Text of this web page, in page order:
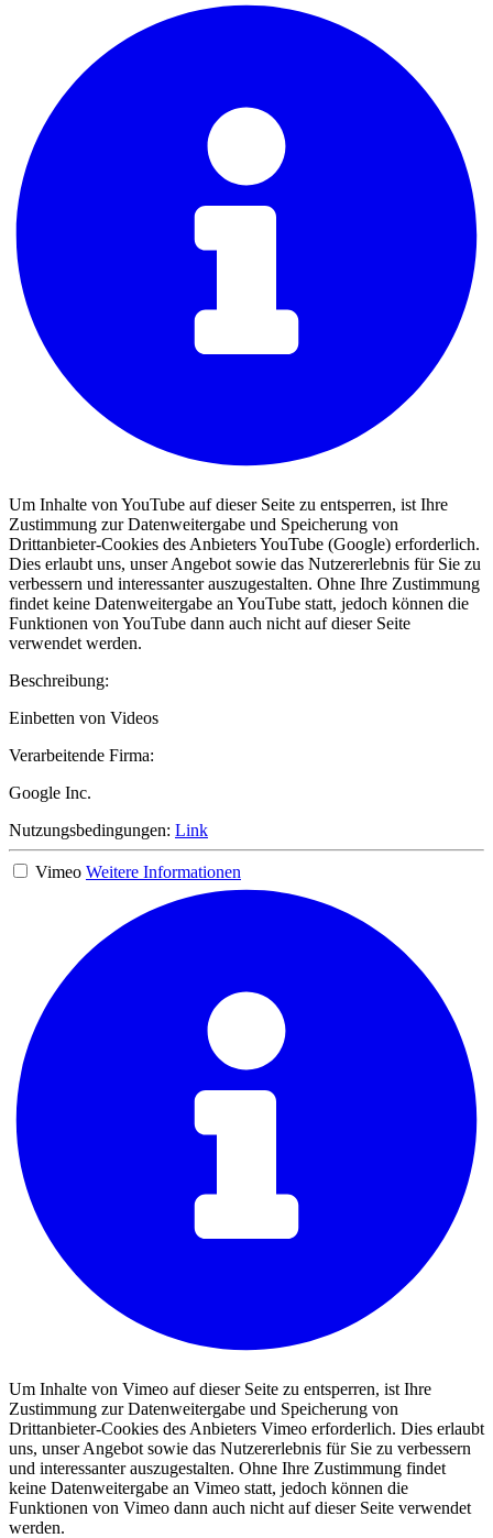
Um Inhalte von YouTube auf dieser Seite zu entsperren, ist Ihre
Zustimmung zur Datenweitergabe und Speicherung von
Drittanbieter-Cookies des Anbieters YouTube (Google) erforderlich.
Dies erlaubt uns, unser Angebot sowie das Nutzererlebnis für Sie zu
verbessern und interessanter auszugestalten. Ohne Ihre Zustimmung
findet keine Datenweitergabe an YouTube statt, jedoch können die
Funktionen von YouTube dann auch nicht auf dieser Seite
verwendet werden.
Beschreibung:
Einbetten von Videos
Verarbeitende Firma:
Google Inc.
Nutzungsbedingungen: Link
Vimeo Weitere Informationen
Um Inhalte von Vimeo auf dieser Seite zu entsperren, ist Ihre
Zustimmung zur Datenweitergabe und Speicherung von
Drittanbieter-Cookies des Anbieters Vimeo erforderlich. Dies erlaubt
uns, unser Angebot sowie das Nutzererlebnis für Sie zu verbessern
und interessanter auszugestalten. Ohne Ihre Zustimmung findet
keine Datenweitergabe an Vimeo statt, jedoch können die
Funktionen von Vimeo dann auch nicht auf dieser Seite verwendet
werden.